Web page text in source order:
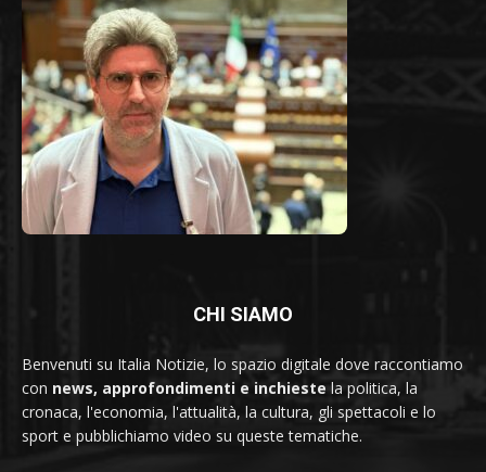
CHI SIAMO
Benvenuti su Italia Notizie, lo spazio digitale dove raccontiamo
con news, approfondimenti e inchieste la politica, la
cronaca, l'economia, l'attualità, la cultura, gli spettacoli e lo
sport e pubblichiamo video su queste tematiche.